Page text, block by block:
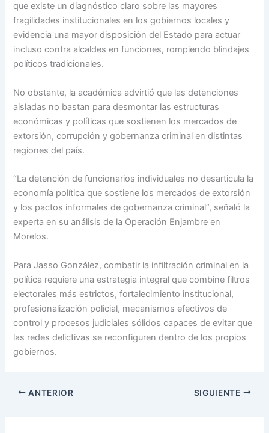
que existe un diagnóstico claro sobre las mayores
fragilidades institucionales en los gobiernos locales y
evidencia una mayor disposición del Estado para actuar
incluso contra alcaldes en funciones, rompiendo blindajes
políticos tradicionales.
No obstante, la académica advirtió que las detenciones
aisladas no bastan para desmontar las estructuras
económicas y políticas que sostienen los mercados de
extorsión, corrupción y gobernanza criminal en distintas
regiones del país.
“La detención de funcionarios individuales no desarticula la
economía política que sostiene los mercados de extorsión
y los pactos informales de gobernanza criminal”, señaló la
experta en su análisis de la Operación Enjambre en
Morelos.
Para Jasso González, combatir la infiltración criminal en la
política requiere una estrategia integral que combine filtros
electorales más estrictos, fortalecimiento institucional,
profesionalización policial, mecanismos efectivos de
control y procesos judiciales sólidos capaces de evitar que
las redes delictivas se reconfiguren dentro de los propios
gobiernos.
ANTERIOR SIGUIENTE